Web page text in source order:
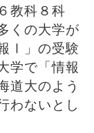
教科８科
くの大学が
Ⅰ」の受験
学で「情報
道大のよう
わないとし